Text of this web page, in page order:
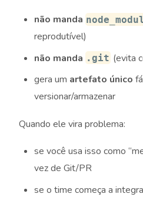
não manda
reprodutível)
não manda .git (evita
gera um artefato único
versionar/armazenar
Quando ele vira problema:
se você usa isso como
vez de Git/PR
se o time começa a